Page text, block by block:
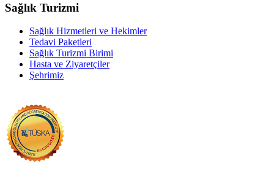
Sağlık Turizmi
Sağlık Hizmetleri ve Hekimler
Tedavi Paketleri
Sağlık Turizmi Birimi
Hasta ve Ziyaretçiler
Şehrimiz